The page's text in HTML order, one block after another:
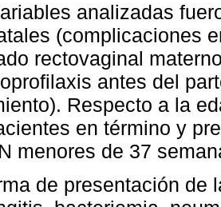
analizadas
(complicaciones
rectovaginal
antes del
Respecto a la
en término y
menores de 37
de presentación de